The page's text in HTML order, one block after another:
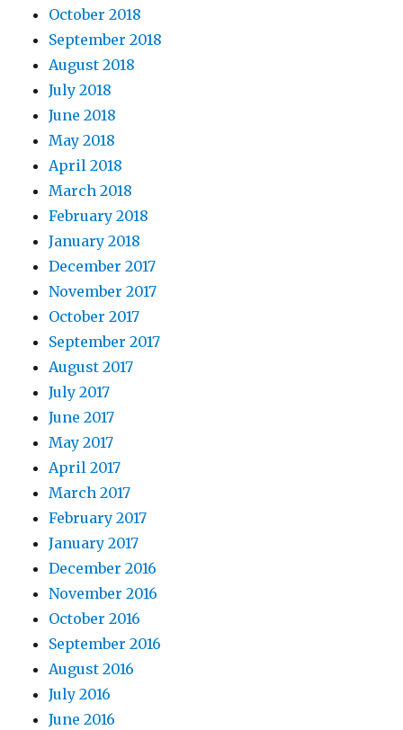
October 2018
September 2018
August 2018
July 2018
June 2018
May 2018
April 2018
March 2018
February 2018
January 2018
December 2017
November 2017
October 2017
September 2017
August 2017
July 2017
June 2017
May 2017
April 2017
March 2017
February 2017
January 2017
December 2016
November 2016
October 2016
September 2016
August 2016
July 2016
June 2016